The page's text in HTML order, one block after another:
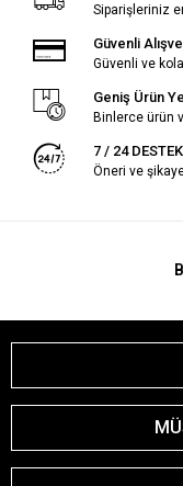
Siparişleriniz
Güvenli
Güvenli ve
Geniş Ürün
Binlerce ürün
7 / 24 DESTEK
Öneri ve